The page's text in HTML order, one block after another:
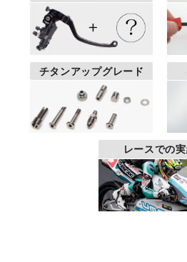
チタンアップグレード
レースでの